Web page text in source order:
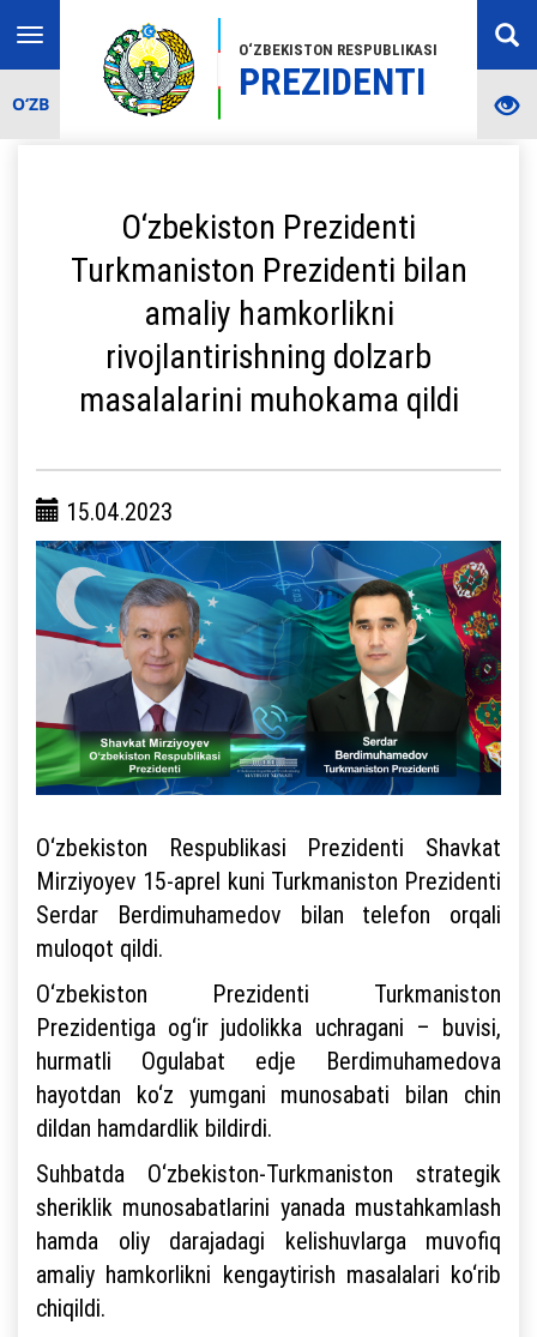
O‘ZBEKISTON RESPUBLIKASI
PREZIDENTI
Toggle
navigation
O‘ZB
O‘zbekiston Prezidenti
Turkmaniston Prezidenti bilan
amaliy hamkorlikni
rivojlantirishning dolzarb
masalalarini muhokama qildi
15.04.2023
O‘zbekiston Respublikasi Prezidenti Shavkat
Mirziyoyev 15-aprel kuni Turkmaniston Prezidenti
Serdar Berdimuhamedov bilan telefon orqali
muloqot qildi.
O‘zbekiston Prezidenti Turkmaniston
Prezidentiga og‘ir judolikka uchragani – buvisi,
hurmatli Ogulabat edje Berdimuhamedova
hayotdan ko‘z yumgani munosabati bilan chin
dildan hamdardlik bildirdi.
Suhbatda O‘zbekiston-Turkmaniston strategik
sheriklik munosabatlarini yanada mustahkamlash
hamda oliy darajadagi kelishuvlarga muvofiq
amaliy hamkorlikni kengaytirish masalalari ko‘rib
chiqildi.